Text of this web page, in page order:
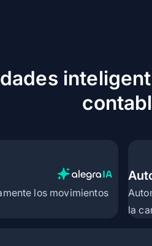
los movimientos
la